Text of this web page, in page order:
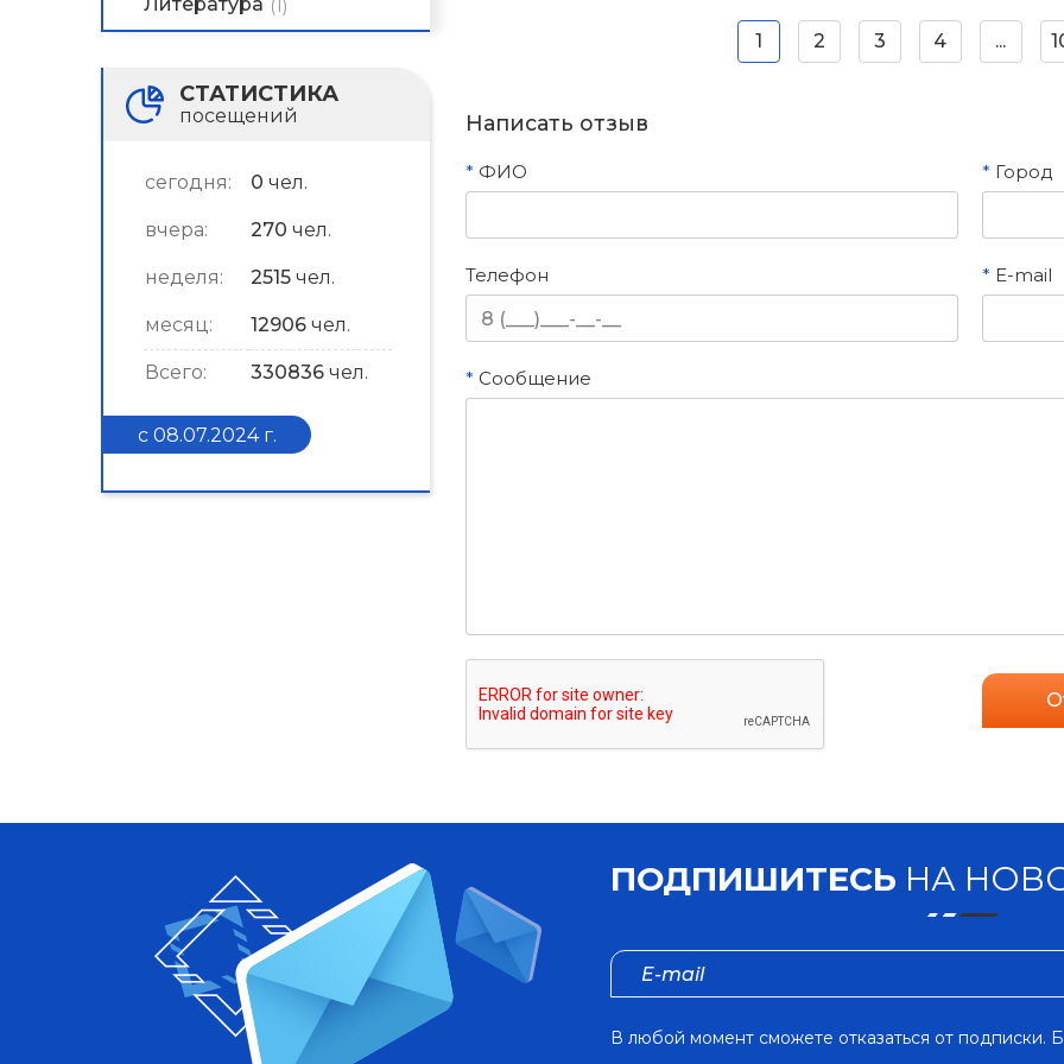
(1)
СТАТИСТИКА
посещений
сегодня: 0 чел.
вчера: 270 чел.
неделя: 2515 чел.
месяц: 12906 чел.
Всего: 330836 чел.
с 08.07.2024 г.
1 2 3 4 ...
Написать отзыв
* ФИО * Город
Телефон * E-mail
* Сообщение
ПОДПИШИТЕСЬ НА
В любой момент сможете отказаться от подписки.